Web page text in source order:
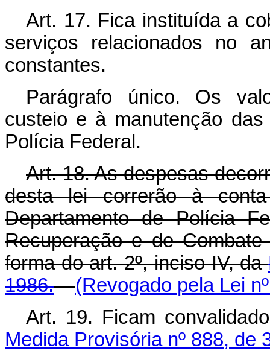
Art. 17. Fica instituída a
serviços relacionados no
constantes.
Parágrafo único. Os
custeio e à manutenção
Polícia Federal.
Art. 18. As despesas
desta lei correrão à
Departamento de Polícia
Recuperação e de
forma do art. 2º, inciso IV, da
1986.
(Revogado pela Lei
Art. 19. Ficam
Medida Provisória nº 888, de